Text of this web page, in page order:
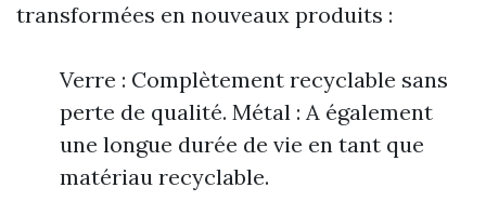
transformées en nouveaux produits :
Verre : Complètement recyclable sans
perte de qualité. Métal : A également
une longue durée de vie en tant que
matériau recyclable.